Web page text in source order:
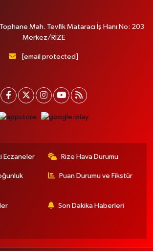
Mah. Tevfik Mataracı İş Hanı No: 203
Merkez/RİZE
[email protected]
Eczaneler Rize Hava Durumu
Puan Durumu ve Fikstür
Son Dakika Haberleri